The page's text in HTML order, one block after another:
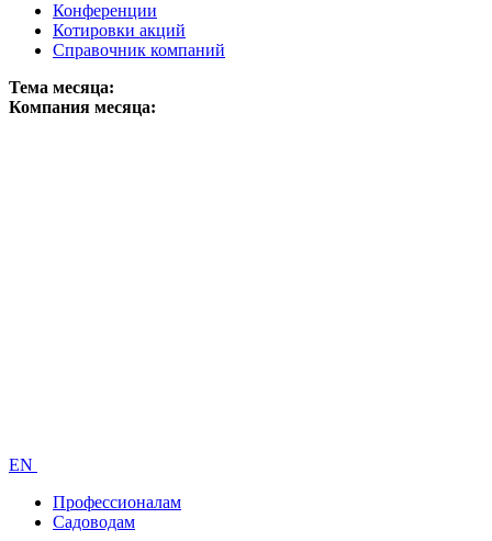
Конференции
Котировки акций
Справочник компаний
Тема месяца:
Компания месяца:
EN
Профессионалам
Садоводам